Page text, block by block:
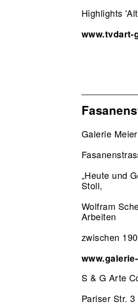
Highlights
www.tvdart-
Galerie
„Heute und
Stoll,
Wolfram
Arbeiten
zwischen
S & G Arte
Pariser Str. 3